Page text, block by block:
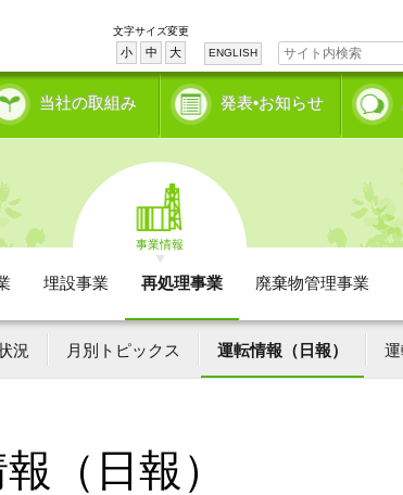
文字サイズ変更
小 中 大 ENGLISH
当社の取組み 発表•お知らせ
事業情報
埋設事業 再処理事業 廃棄物管理事業
況 月別トピックス 運転情報（日報） 運
（日報）